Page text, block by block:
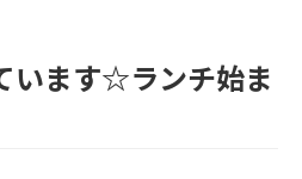
います☆ランチ始ま